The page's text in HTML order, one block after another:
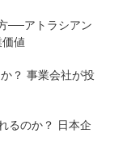
──アトラシアン
価値
？ 事業会社が投
るのか？ 日本企